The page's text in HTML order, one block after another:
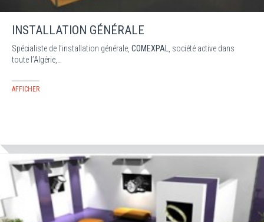
INSTALLATION GÉNÉRALE
Spécialiste de l’installation générale, COMEXPAL
, société active dans
toute l’Algérie,…
AFFICHER